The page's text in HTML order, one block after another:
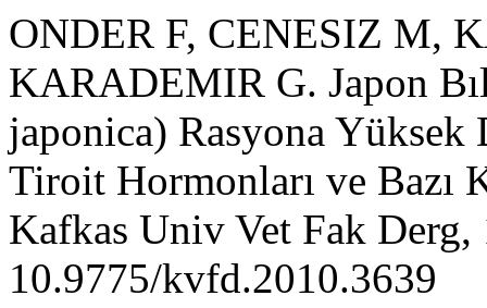
ONDER F, CENESIZ M,
KARADEMIR G. Japon
japonica) Rasyona Yüksek
Tiroit Hormonları ve Bazı
Kafkas Univ Vet Fak
10.9775/kvfd.2010.3639